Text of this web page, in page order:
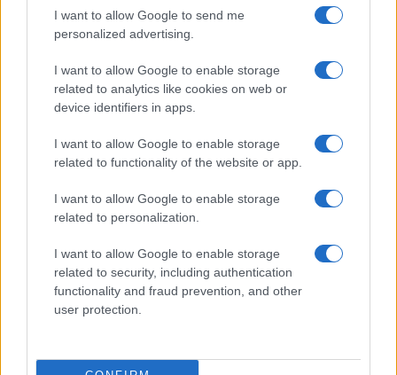
I want to allow Google to send me
personalized advertising.
I want to allow Google to enable storage
related to analytics like cookies on web or
device identifiers in apps.
I want to allow Google to enable storage
related to functionality of the website or app.
I want to allow Google to enable storage
related to personalization.
I want to allow Google to enable storage
related to security, including authentication
functionality and fraud prevention, and other
user protection.
Metlen: Ρεκόρ EBITDA στο α' εξάμηνο, στα 550 εκατ. ευρώ –
Χρηματοδότηση 8 εκατ.
πενταετές πρόγραμμα